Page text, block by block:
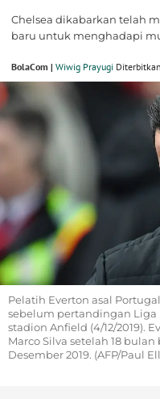
Chelsea dikabarkan telah
baru untuk menghadapi
BolaCom | Wiwig Prayugi
Pelatih Everton asal
sebelum pertandingan
stadion Anfield (4/12/2019).
Marco Silva setelah 18
Desember 2019. (AFP/Paul